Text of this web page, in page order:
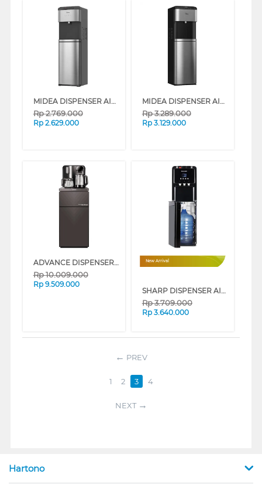
MIDEA DISPENSER AIR BERDIRI STANDING DISPENSER YL2236S-SS
Rp2.769.000
Rp 2.629.000
MIDEA DISPENSER AIR BERDIRI STANDING DISPENSER YL2240S-SS
Rp3.289.000
Rp 3.129.000
ADVANCE DISPENSER AIR BERDIRI STANDING DISPENSER MIZURO SERENE
Rp10.009.000
Rp 9.509.000
New Arrival
SHARP DISPENSER AIR BERDIRI STANDING DISPENSER SWD-88EHL-BK
Rp3.709.000
Rp 3.640.000
PREV
1 2 3 4
NEXT
Hartono